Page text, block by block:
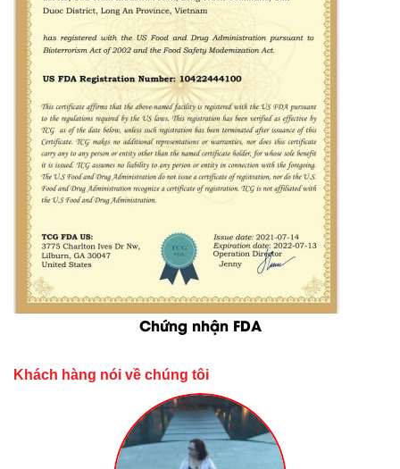
Chứng nhận FDA
Khách hàng nói về chúng tôi